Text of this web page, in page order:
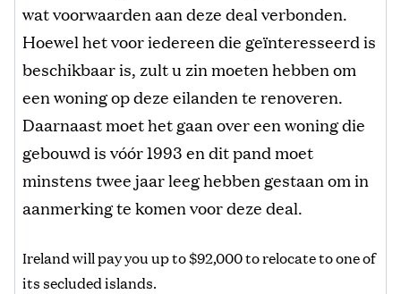
wat voorwaarden aan deze deal verbonden.
Hoewel het voor iedereen die geïnteresseerd is
beschikbaar is, zult u zin moeten hebben om
een woning op deze eilanden te renoveren.
Daarnaast moet het gaan over een woning die
gebouwd is vóór 1993 en dit pand moet
minstens twee jaar leeg hebben gestaan om in
aanmerking te komen voor deze deal.
Ireland will pay you up to $92,000 to relocate to one of
its secluded islands.